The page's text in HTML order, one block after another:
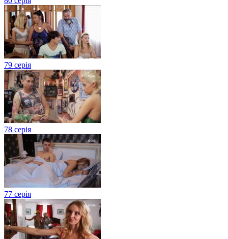
79 серія
78 серія
77 серія